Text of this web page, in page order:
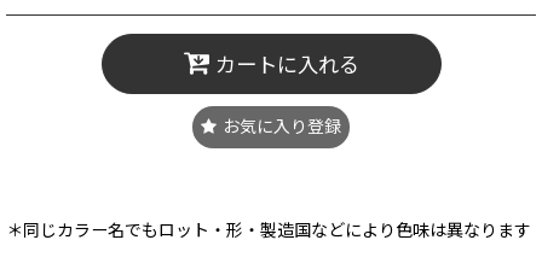
カートに入れる
お気に入り登録
＊同じカラー名でもロット・形・製造国などにより色味は異なります